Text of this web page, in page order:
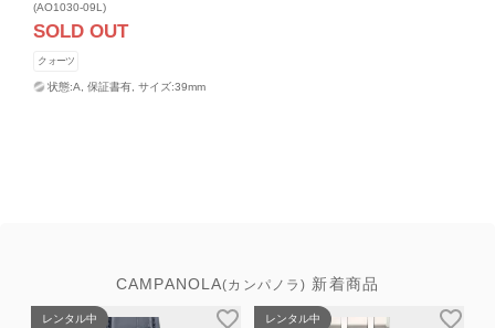
クション
(AO1030-09L)
SOLD OUT
クォーツ
状態:A, 保証書有, サイズ:39mm
CAMPANOLA(カンパノラ) 新着商品
レンタル中 レンタル中